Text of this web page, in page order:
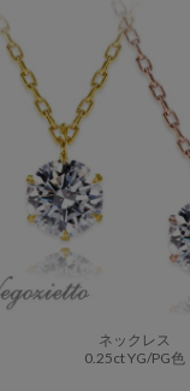
ネックレス
0.25ct YG/PG色